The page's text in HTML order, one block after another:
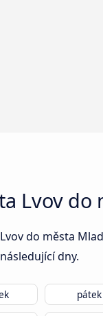
Lvov do
do města
dny.
pátek